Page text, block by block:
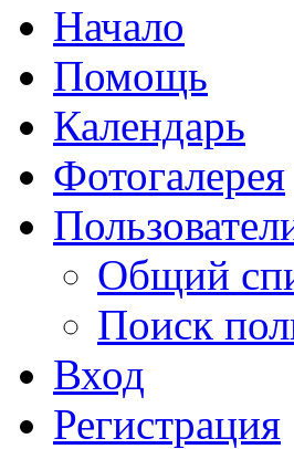
Начало
Помощь
Календарь
Фотогалерея
Общий
Поиск
Вход
Регистрация